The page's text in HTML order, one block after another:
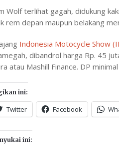
Wolf terlihat gagah, didukung
rem depan maupun belakang
Indonesia Motocycle Show
dibandrol harga Rp. 45
atau Mashill Finance. DP
ini:
Twitter Facebook
ini: